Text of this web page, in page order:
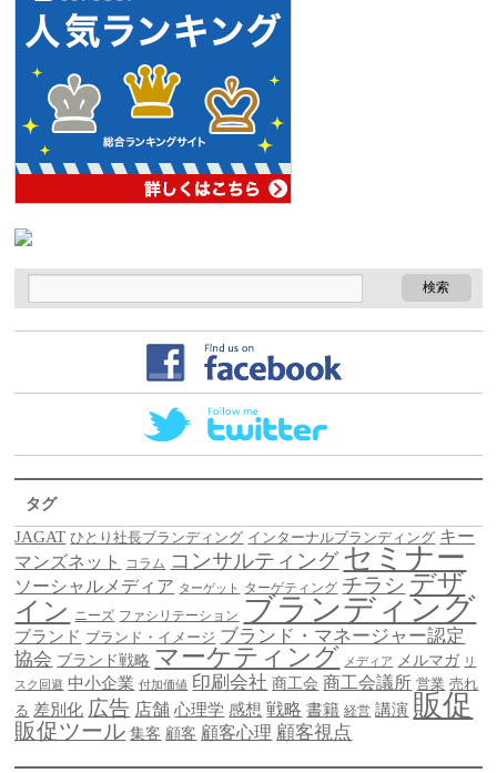
タグ
JAGAT ひとり社長ブランディング インターナルブランディング キー
マンズネット
コラム コンサルティング セミナー
ソーシャルメディア ターゲット ターゲティング チラシ デザ
イン ニーズ ファシリテーション ブランディング
ブランド ブランド・イメージ ブランド・マネージャー認定
協会 ブランド戦略 マーケティング メディア メルマガ リ
スク回避 中小企業 付加価値 印刷会社 商工会 商工会議所 営業 売れ
る 差別化 広告 店舗 心理学 感想 戦略 書籍 経営 講演 販促
販促ツール 集客 顧客 顧客心理 顧客視点